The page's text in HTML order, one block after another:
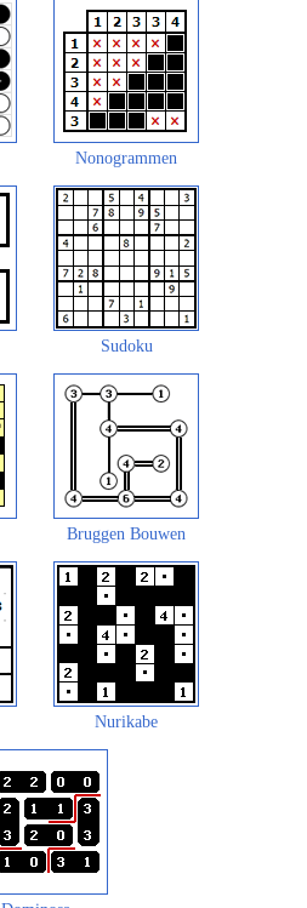
Nonogrammen
Sudoku
Bruggen Bouwen
Nurikabe